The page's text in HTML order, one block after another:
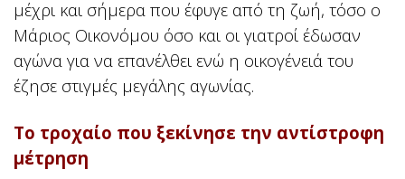
μέχρι και σήμερα που έφυγε από τη ζωή, τόσο ο
Μάριος Οικονόμου όσο και οι γιατροί έδωσαν
αγώνα για να επανέλθει ενώ η οικογένειά του
έζησε στιγμές μεγάλης αγωνίας.
Το τροχαίο που ξεκίνησε την αντίστροφη
μέτρηση